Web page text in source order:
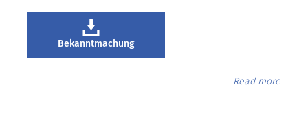
Bekanntmachung
Read more